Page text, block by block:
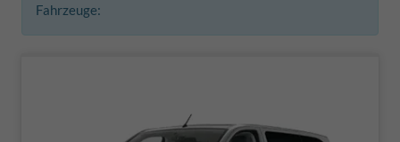
Fahrzeuge: